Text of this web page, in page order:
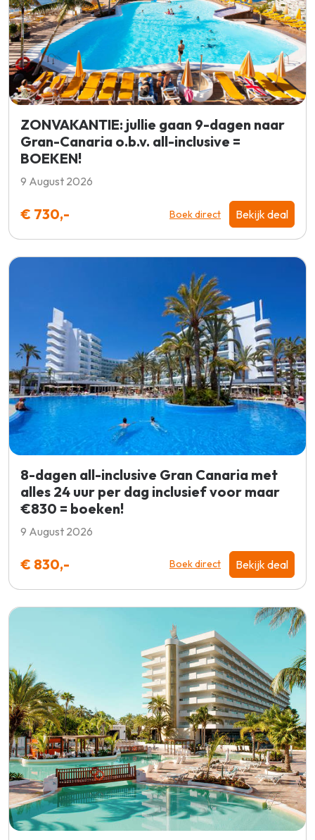
ZONVAKANTIE: jullie gaan 9-dagen naar
Gran-Canaria o.b.v. all-inclusive =
BOEKEN!
9 August 2026
€ 730,- Boek direct Bekijk deal
8-dagen all-inclusive Gran Canaria met
alles 24 uur per dag inclusief voor maar
€830 = boeken!
9 August 2026
€ 830,- Boek direct Bekijk deal